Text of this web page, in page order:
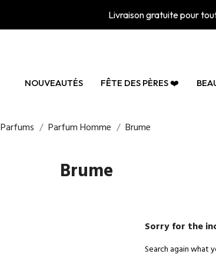
Livraison gratuite pour
NOUVEAUTÉS FÊTE DES PÈRES ❤️
Parfums Parfum Homme Brume
Brume
Sorry for the
Search again what